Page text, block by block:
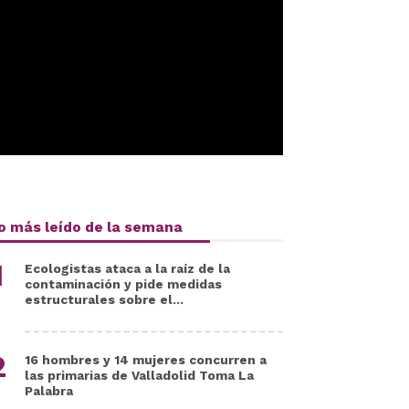
más leído de la semana
Ecologistas ataca a la raíz de la
contaminación y pide medidas
estructurales sobre el...
16 hombres y 14 mujeres concurren a
las primarias de Valladolid Toma La
Palabra